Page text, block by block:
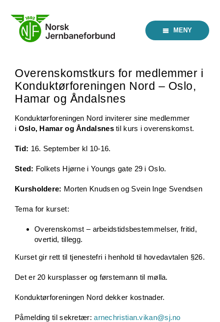
content
MENY
Overenskomstkurs for medlemmer i
Konduktørforeningen Nord – Oslo,
Hamar og Åndalsnes
Konduktørforeningen Nord inviterer sine medlemmer
i Oslo, Hamar og Åndalsnestil kurs i overenskomst.
Tid: 16. September kl 10-16.
Sted: Folkets Hjørne i Youngs gate 29 i Oslo.
Kursholdere: Morten Knudsen og Svein Inge Svendsen
Tema for kurset:
Overenskomst – arbeidstidsbestemmelser, fritid,
overtid, tillegg.
Kurset gir rett til tjenestefri i henhold til hovedavtalen §26.
Det er 20 kursplasser og førstemann til mølla.
Konduktørforeningen Nord dekker kostnader.
Påmelding til sekretær:arnechristian.vikan@sj.no